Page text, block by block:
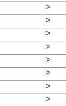
>
>
>
>
>
>
>
>